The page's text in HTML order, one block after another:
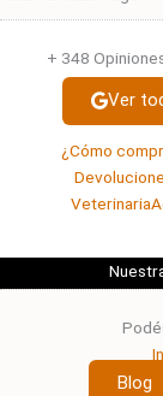
+ 348
Ver
¿Cómo
Blog